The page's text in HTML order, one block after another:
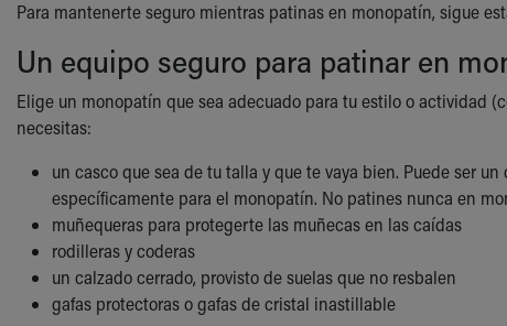
Para mantenerte seguro mientras patinas en monopatín, sigue
Un equipo seguro para patinar en
Elige un monopatín que sea adecuado para tu estilo o actividad
necesitas:
un casco que sea de tu talla y que te vaya bien. Puede ser
específicamente para el monopatín. No patines nunca en
muñequeras para protegerte las muñecas en las caídas
rodilleras y coderas
un calzado cerrado, provisto de suelas que no resbalen
gafas protectoras o gafas de cristal inastillable